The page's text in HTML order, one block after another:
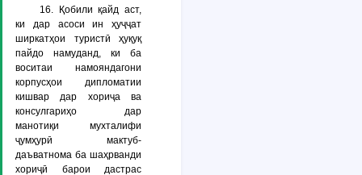
16. Қобили қайд аст,
ки дар асоси ин ҳуҷҷат
ширкатҳои туристӣ ҳуқуқ
пайдо намуданд, ки ба
воситаи намояндагони
корпусҳои дипломатии
кишвар дар хориҷа ва
консулгариҳо дар
манотиқи мухталифи
ҷумҳурӣ мактуб-
даъватнома ба шаҳрванди
хориҷӣ барои дастрас